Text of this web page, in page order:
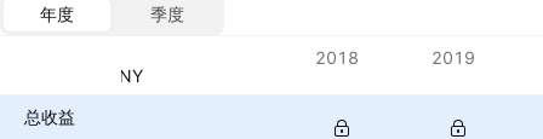
年度
季度
货币：CNY
2018 2019
总收益